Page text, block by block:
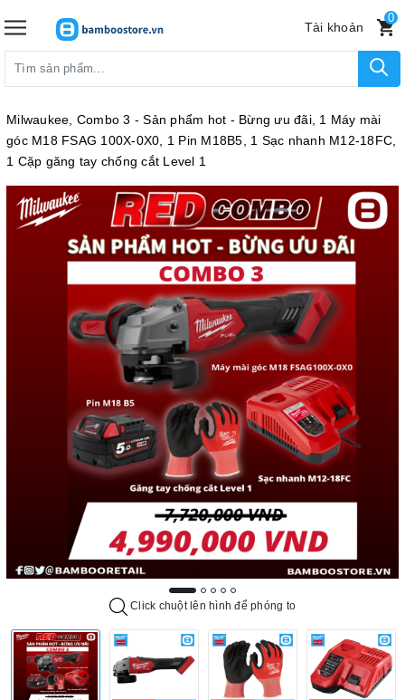
Tài khoản
0
Milwaukee, Combo 3 - Sản phẩm hot - Bừng ưu đãi, 1 Máy mài
góc M18 FSAG 100X-0X0, 1 Pin M18B5, 1 Sạc nhanh M12-18FC,
1 Cặp găng tay chống cắt Level 1
Click chuột lên hình để phóng to